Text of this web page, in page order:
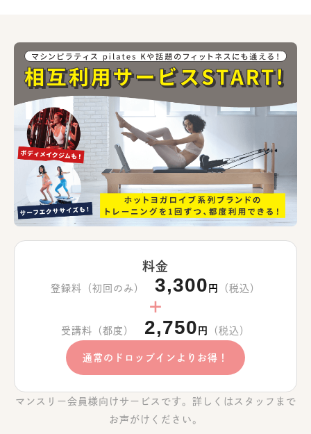
料金
登録料（初回のみ） 3,300 円 （税込）
＋
受講料（都度） 2,750円 （税込）
通常のドロップインよりお得！
マンスリー会員様向けサービスです。詳しくはスタッフまで
お声がけください。